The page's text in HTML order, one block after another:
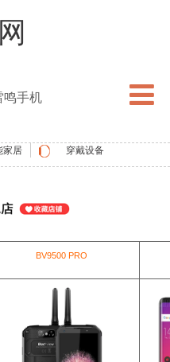
鸣手机
家居 穿戴设备
vernee
BV9500 PRO